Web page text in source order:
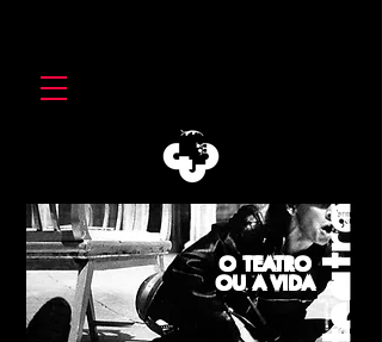
O TEATRO
OU A VIDA